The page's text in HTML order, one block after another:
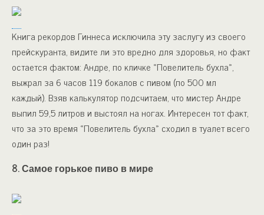
Книга рекордов Гиннеса исключила эту заслугу из своего
прейскуранта, видите ли это вредно для здоровья, но факт
остается фактом: Андре, по кличке «Повелитель бухла»,
выжрал за 6 часов 119 бокалов с пивом (по 500 мл
каждый). Взяв калькулятор подсчитаем, что мистер Андре
выпил 59,5 литров и выстоял на ногах. Интересен тот факт,
что за это время «Повелитель бухла» сходил в туалет всего
один раз!
8. Самое горькое пиво в мире